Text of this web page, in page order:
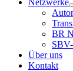
Netzwerke
BR
Über uns
Kontakt